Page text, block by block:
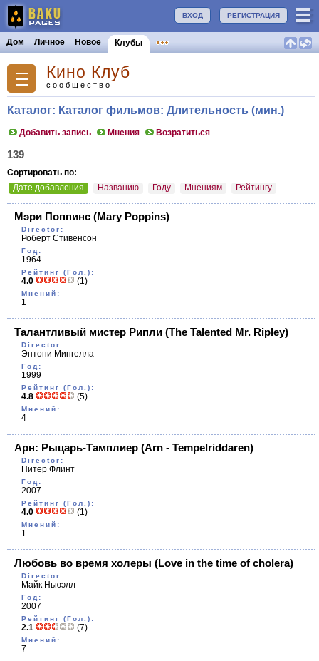
РЕГИСТРАЦИЯ
ВХОД
Дом Личное Новое Клубы
Кино Клуб
сообщество
Каталог: Каталог фильмов: Длительность (мин.)
Добавить запись Мнения Возратиться
139
Сортировать по:
Дате добавления
Названию Году Мнениям Рейтингу
Мэри Поппинс (Mary Poppins)
Director:
Роберт Стивенсон
Год:
1964
Рейтинг (Гол.):
4.0 (1)
Мнений:
1
Талантливый мистер Рипли (The Talented Mr. Ripley)
Director:
Энтони Мингелла
Год:
1999
Рейтинг (Гол.):
4.8 (5)
Мнений:
4
Арн: Рыцарь-Тамплиер (Arn - Tempelriddaren)
Director:
Питер Флинт
Год:
2007
Рейтинг (Гол.):
4.0 (1)
Мнений:
1
Любовь во время холеры (Love in the time of cholera)
Director:
Майк Ньюэлл
Год:
2007
Рейтинг (Гол.):
2.1 (7)
Мнений:
7